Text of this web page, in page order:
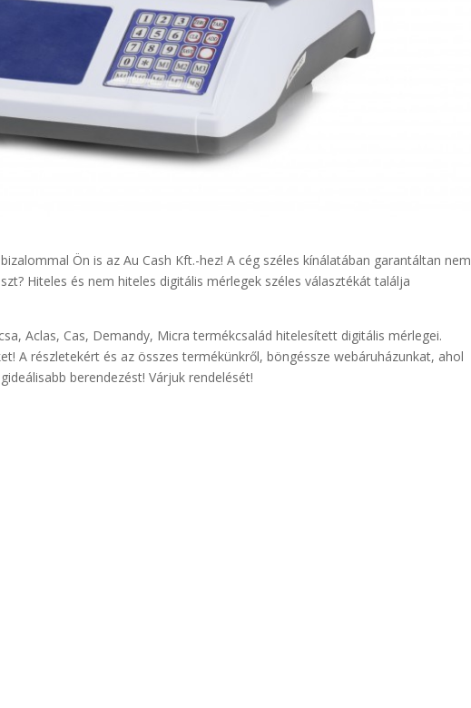
Ön is az Au Cash Kft.-hez! A cég széles kínálatában garantáltan nem
Hiteles és nem hiteles digitális mérlegek széles választékát találja
Aclas, Cas, Demandy, Micra termékcsalád hitelesített digitális mérlegei.
A részletekért és az összes termékünkről, böngéssze webáruházunkat, ahol
berendezést! Várjuk rendelését!